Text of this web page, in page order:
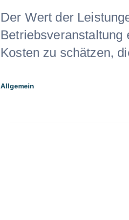
Der Wert der
Kosten zu schätzen,
Allgemein